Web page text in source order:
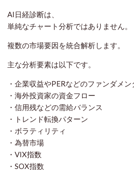
AI日経診断は、
単純なチャート分析ではありません。
複数の市場要因を統合解析します。
主な分析要素は以下です。
・企業収益やPERなどのファンダメン
・海外投資家の資金フロー
・信用残などの需給バランス
・トレンド転換パターン
・ボラティリティ
・為替市場
・VIX指数
・SOX指数